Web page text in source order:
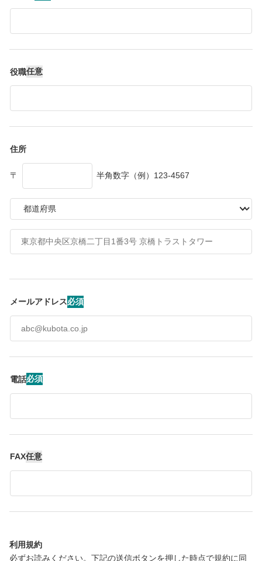
役職任意
住所
〒 半角数字（例）123-4567
メールアドレス必須
電話必須
FAX任意
利用規約
必ずお読みください。下記の送信ボタンを押した時点で規約に同